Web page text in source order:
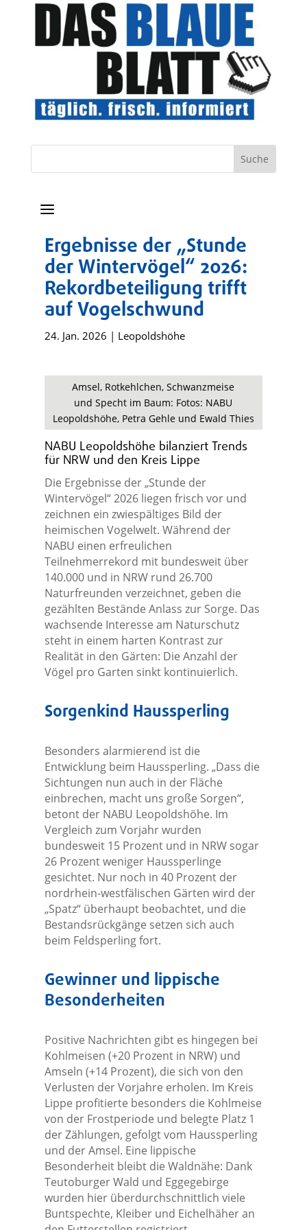
a
Ergebnisse der „Stunde
der Wintervögel“ 2026:
Rekordbeteiligung trifft
auf Vogelschwund
24. Jan. 2026 | Leopoldshöhe
Amsel, Rotkehlchen, Schwanzmeise
und Specht im Baum: Fotos: NABU
Leopoldshöhe, Petra Gehle und Ewald Thies
NABU Leopoldshöhe bilanziert Trends
für NRW und den Kreis Lippe
Die Ergebnisse der „Stunde der
Wintervögel“ 2026 liegen frisch vor und
zeichnen ein zwiespältiges Bild der
heimischen Vogelwelt. Während der
NABU einen erfreulichen
Teilnehmerrekord mit bundesweit über
140.000 und in NRW rund 26.700
Naturfreunden verzeichnet, geben die
gezählten Bestände Anlass zur Sorge. Das
wachsende Interesse am Naturschutz
steht in einem harten Kontrast zur
Realität in den Gärten: Die Anzahl der
Vögel pro Garten sinkt kontinuierlich.
Sorgenkind Haussperling
Besonders alarmierend ist die
Entwicklung beim Haussperling. „Dass die
Sichtungen nun auch in der Fläche
einbrechen, macht uns große Sorgen“,
betont der NABU Leopoldshöhe. Im
Vergleich zum Vorjahr wurden
bundesweit 15 Prozent und in NRW sogar
26 Prozent weniger Haussperlinge
gesichtet. Nur noch in 40 Prozent der
nordrhein-westfälischen Gärten wird der
„Spatz“ überhaupt beobachtet, und die
Bestandsrückgänge setzen sich auch
beim Feldsperling fort.
Gewinner und lippische
Besonderheiten
Positive Nachrichten gibt es hingegen bei
Kohlmeisen (+20 Prozent in NRW) und
Amseln (+14 Prozent), die sich von den
Verlusten der Vorjahre erholen. Im Kreis
Lippe profitierte besonders die Kohlmeise
von der Frostperiode und belegte Platz 1
der Zählungen, gefolgt vom Haussperling
und der Amsel. Eine lippische
Besonderheit bleibt die Waldnähe: Dank
Teutoburger Wald und Eggegebirge
wurden hier überdurchschnittlich viele
Buntspechte, Kleiber und Eichelhäher an